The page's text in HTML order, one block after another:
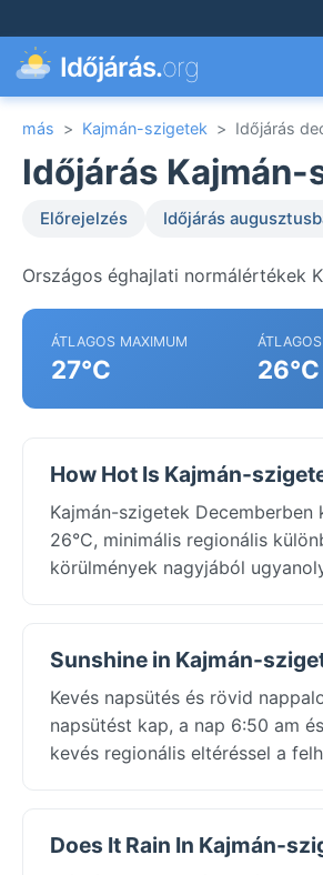
Időjárás.org
más > Kajmán-szigetek > Időjárás
Időjárás
Előrejelzés Időjárás
Országos éghajlati normálértékek
ÁTLAGOS MAXIMUM
27°C 26°C
How Hot Is Kajmán-
Kajmán-szigetek
26°C, minimális regionális
körülmények nagyjából
Sunshine in Kajmán-
Kevés napsütés és rövid
napsütést kap, a nap 6:50 am
kevés regionális eltéréssel a
Does It Rain In Kajmán-